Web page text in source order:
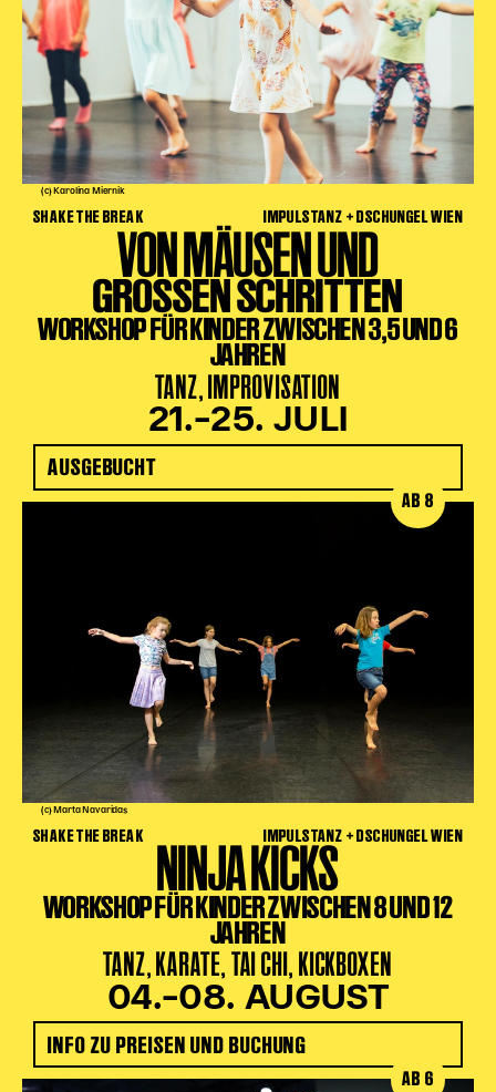
(c) Karolina Miernik
SHAKE THE BREAK IMPULSTANZ + DSCHUNGEL WIEN
VON MÄUSEN UND
GROSSEN SCHRITTEN
WORKSHOP FÜR KINDER ZWISCHEN 3,5 UND 6
JAHREN
TANZ, IMPROVISATION
21.–25. JULI
AUSGEBUCHT
(c) Marta Navaridas
AB 8
SHAKE THE BREAK IMPULSTANZ + DSCHUNGEL WIEN
NINJA KICKS
WORKSHOP FÜR KINDER ZWISCHEN 8 UND 12
JAHREN
TANZ, KARATE, TAI CHI, KICKBOXEN
04.–08. AUGUST
INFO ZU PREISEN UND BUCHUNG
AB 6